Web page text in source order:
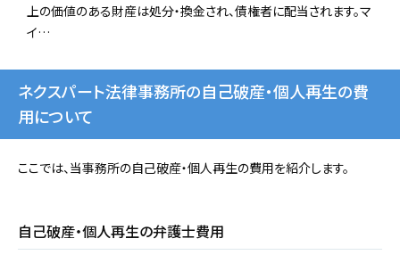
上の価値のある財産は処分・換金され、債権者に配当されます。マ
イ…
ネクスパート法律事務所の自己破産・個人再生の費
用について
ここでは、当事務所の自己破産・個人再生の費用を紹介します。
自己破産・個人再生の弁護士費用